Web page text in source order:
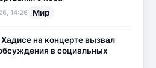
14:26 Мир
на концерте вызвал
в социальных